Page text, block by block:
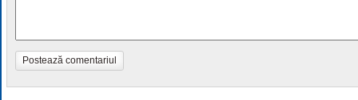
Postează comentariul